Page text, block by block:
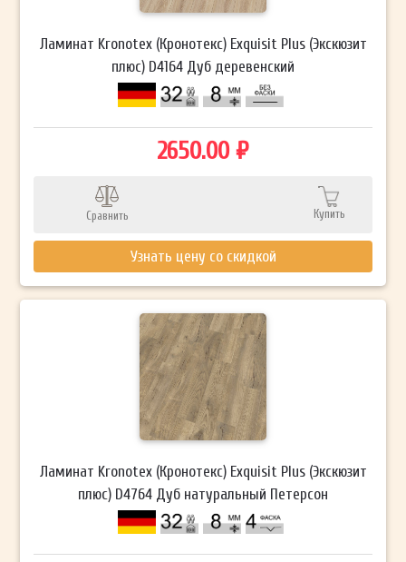
Ламинат Kronotex (Кронотекс) Exquisit Plus (Экскюзит
плюс) D4164 Дуб деревенский
2650.00 ₽
Сравнить Купить
Узнать цену со скидкой
Ламинат Kronotex (Кронотекс) Exquisit Plus (Экскюзит
плюс) D4764 Дуб натуральный Петерсон